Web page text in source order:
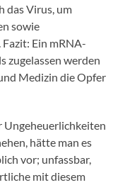
das Virus, um
sowie
Ein mRNA-
zugelassen werden
Medizin die Opfer
Ungeheuerlichkeiten
hätte man es
vor; unfassbar,
mit diesem